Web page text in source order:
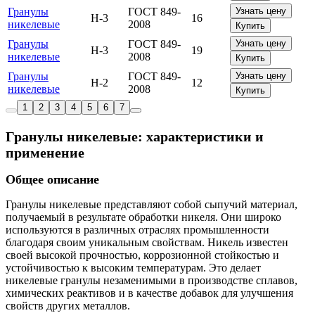
Гранулы
никелевые
Н-3
ГОСТ 849-
2008
16
Узнать цену
Купить
Гранулы
никелевые
Н-3
ГОСТ 849-
2008
19
Узнать цену
Купить
Гранулы
никелевые
Н-2
ГОСТ 849-
2008
12
Узнать цену
Купить
1
2 3 4 5 6 7
Гранулы никелевые: характеристики и
применение
Общее описание
Гранулы никелевые представляют собой сыпучий материал,
получаемый в результате обработки никеля. Они широко
используются в различных отраслях промышленности
благодаря своим уникальным свойствам. Никель известен
своей высокой прочностью, коррозионной стойкостью и
устойчивостью к высоким температурам. Это делает
никелевые гранулы незаменимыми в производстве сплавов,
химических реактивов и в качестве добавок для улучшения
свойств других металлов.